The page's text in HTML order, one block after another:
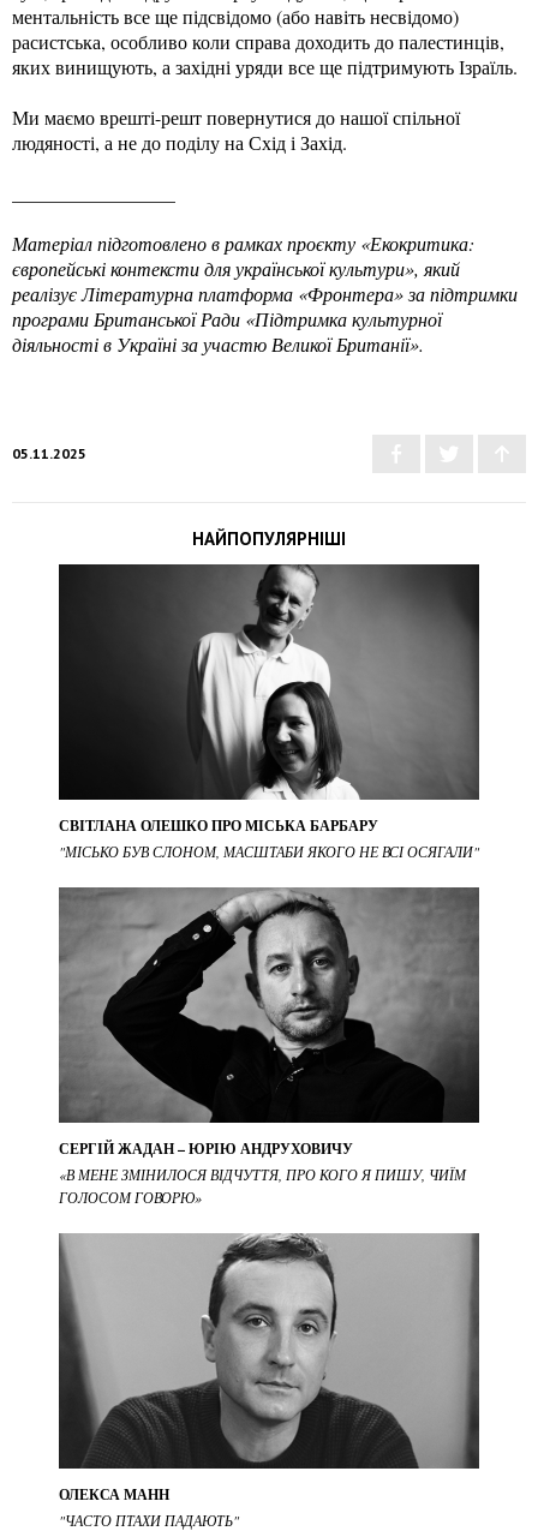
ментальність все ще підсвідомо (або навіть несвідомо)
расистська, особливо коли справа доходить до палестинців,
яких винищують, а західні уряди все ще підтримують Ізраїль.
Ми маємо врешті-решт повернутися до нашої спільної
людяності, а не до поділу на Схід і Захід.
Матеріал підготовлено в рамках проєкту «Екокритика:
європейські контексти для української культури», який
реалізує Літературна платформа «Фронтера» за підтримки
програми Британської Ради «Підтримка культурної
діяльності в Україні за участю Великої Британії».
05.11.2025
НАЙПОПУЛЯРНІШІ
СВІТЛАНА ОЛЕШКО ПРО МІСЬКА БАРБАРУ
"МІСЬКО БУВ СЛОНОМ, МАСШТАБИ ЯКОГО НЕ ВСІ ОСЯГАЛИ"
СЕРГІЙ ЖАДАН – ЮРІЮ АНДРУХОВИЧУ
«В МЕНЕ ЗМІНИЛОСЯ ВІДЧУТТЯ, ПРО КОГО Я ПИШУ, ЧИЇМ
ГОЛОСОМ ГОВОРЮ»
ОЛЕКСА МАНН
"ЧАСТО ПТАХИ ПАДАЮТЬ"